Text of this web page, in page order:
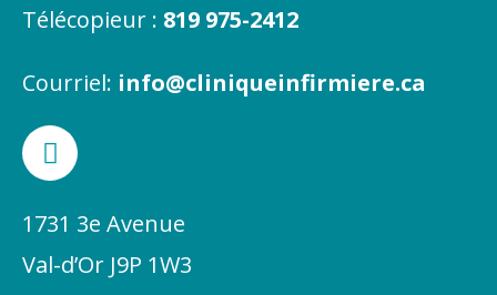
Télécopieur : 819 975-2412
Courriel: info@cliniqueinfirmiere.ca
F
a
e
b
o
1731 3e Avenue
Val-d’Or J9P 1W3